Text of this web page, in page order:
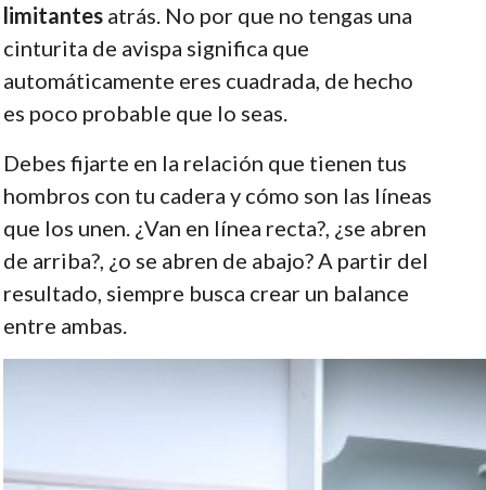
limitantes atrás. No por que no tengas una
cinturita de avispa significa que
automáticamente eres cuadrada, de hecho
es poco probable que lo seas.
Debes fijarte en la relación que tienen tus
hombros con tu cadera y cómo son las líneas
que los unen. ¿Van en línea recta?, ¿se abren
de arriba?, ¿o se abren de abajo? A partir del
resultado, siempre busca crear un balance
entre ambas.